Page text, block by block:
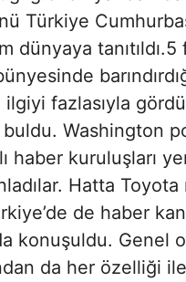
Türkiye
dünyaya
ilgiyi fazlasıyla
buldu. Washington
haber kuruluşları
Hatta
de haber
konuşuldu. Genel
da her özelliği